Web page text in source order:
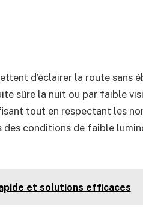
d’éclairer la route sans
sûre la nuit ou par faible
tout en respectant les
conditions de faible
et solutions efficaces